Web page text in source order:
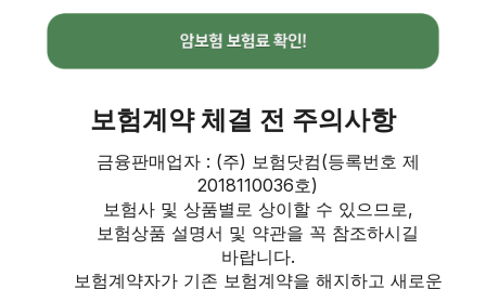
보험계약 체결 전 주의사항
금융판매업자 : (주) 보험닷컴(등록번호 제
2018110036호)
보험사 및 상품별로 상이할 수 있으므로,
보험상품 설명서 및 약관을 꼭 참조하시길
바랍니다.
보험계약자가 기존 보험계약을 해지하고 새로운